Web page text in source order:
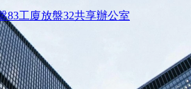
83工廈放盤32共享辦公室